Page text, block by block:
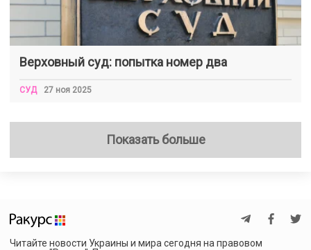
Верховный суд: попытка номер два
СУД 27 ноя 2025
Показать больше
Читайте новости Украины и мира сегодня на правовом